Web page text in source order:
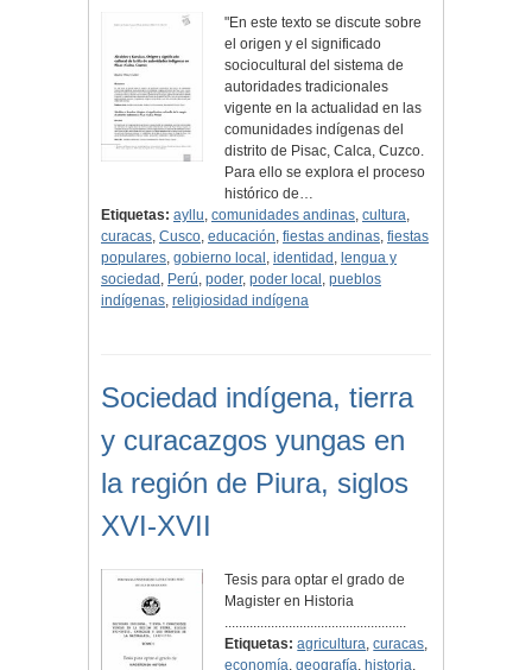
"En este texto se discute sobre
el origen y el significado
sociocultural del sistema de
autoridades tradicionales
vigente en la actualidad en las
comunidades indígenas del
distrito de Pisac, Calca, Cuzco.
Para ello se explora el proceso
histórico de…
Etiquetas: ayllu, comunidades andinas, cultura,
curacas, Cusco, educación, fiestas andinas, fiestas
populares, gobierno local , identidad , lengua y
sociedad , Perú, poder, poder local , pueblos
indígenas, religiosidad indígena
Sociedad indígena, tierra
y curacazgos yungas en
la región de Piura, siglos
XVI-XVII
Tesis para optar el grado de
Magister en Historia
...................................................
Etiquetas: agricultura,curacas,
economía,geografía, historia,